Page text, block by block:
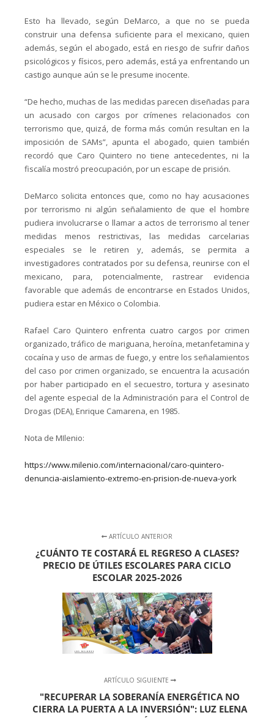
Esto ha llevado, según DeMarco, a que no se pueda
construir una defensa suficiente para el mexicano, quien
además, según el abogado, está en riesgo de sufrir daños
psicológicos y físicos, pero además, está ya enfrentando un
castigo aunque aún se le presume inocente.
“De hecho, muchas de las medidas parecen diseñadas para
un acusado con cargos por crímenes relacionados con
terrorismo que, quizá, de forma más común resultan en la
imposición de SAMs”, apunta el abogado, quien también
recordó que Caro Quintero no tiene antecedentes, ni la
fiscalía mostró preocupación, por un escape de prisión.
DeMarco solicita entonces que, como no hay acusaciones
por terrorismo ni algún señalamiento de que el hombre
pudiera involucrarse o llamar a actos de terrorismo al tener
medidas menos restrictivas, las medidas carcelarias
especiales se le retiren y, además, se permita a
investigadores contratados por su defensa, reunirse con el
mexicano, para, potencialmente, rastrear evidencia
favorable que además de encontrarse en Estados Unidos,
pudiera estar en México o Colombia.
Rafael Caro Quintero enfrenta cuatro cargos por crimen
organizado, tráfico de mariguana, heroína, metanfetamina y
cocaína y uso de armas de fuego, y entre los señalamientos
del caso por crimen organizado, se encuentra la acusación
por haber participado en el secuestro, tortura y asesinato
del agente especial de la Administración para el Control de
Drogas (DEA), Enrique Camarena, en 1985.
Nota de MIlenio:
https://www.milenio.com/internacional/caro-quintero-
denuncia-aislamiento-extremo-en-prision-de-nueva-york
ARTÍCULO ANTERIOR
¿CUÁNTO TE COSTARÁ EL REGRESO A CLASES?
PRECIO DE ÚTILES ESCOLARES PARA CICLO
ESCOLAR 2025-2026
ARTÍCULO SIGUIENTE
"RECUPERAR LA SOBERANÍA ENERGÉTICA NO
CIERRA LA PUERTA A LA INVERSIÓN": LUZ ELENA